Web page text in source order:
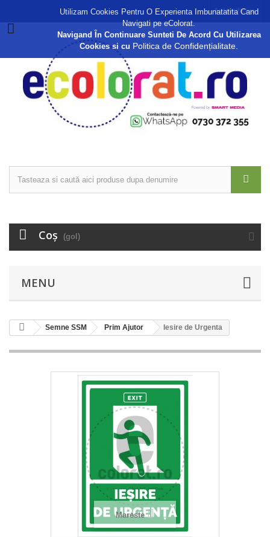
Autentificare
Coş (gol)
MENU
Semne SSM Prim Ajutor Iesire de Urgenta
Mareste
Utilizam Cookies Pentru O Experienta Imbunatatita Cand
Navigati pe eColorat.
Navigand În Continuare Sunteti De Acord Cu Utilizarea
Cookies si cu Politica de Confidențialitate.